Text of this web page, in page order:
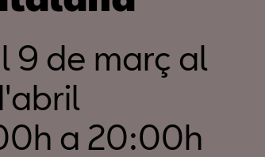
9 de març al
a 20:00h